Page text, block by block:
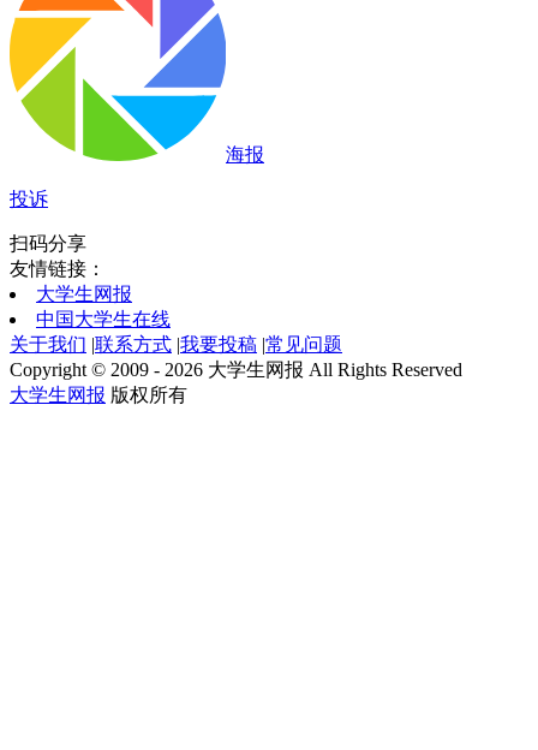
海报
投诉
扫码分享
友情链接：
大学生网报
中国大学生在线
关于我们 |联系方式 |我要投稿 |常见问题
Copyright © 2009 - 2026 大学生网报 All Rights Reserved
大学生网报 版权所有